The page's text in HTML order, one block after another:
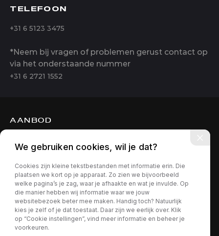
TELEFOON
+31 6 5123 3475
*Neem bij vragen of problemen gerust contact op
via het onderstaande nummer
+31 6 2721 1552
AANBOD
OVER ONS
CONTACT
We gebruiken cookies, wil je dat?
Cookies zijn kleine tekstbestanden met informatie erin. Die
plaatsen we kort op je apparaat. Zo zien we bijvoorbeeld
welke pagina’s je zag, waar je afhaakte en wat je invulde. Op
die manier hebben wij informatie waar we jouw
websitebezoek beter mee maken. Handig toch? Natuurlijk
kies je zelf of je dat toestaat. Daar zijn we eerlijk over. Klik
op “Cookie instellingen”, vind meer informatie en beheer je
voorkeuren.